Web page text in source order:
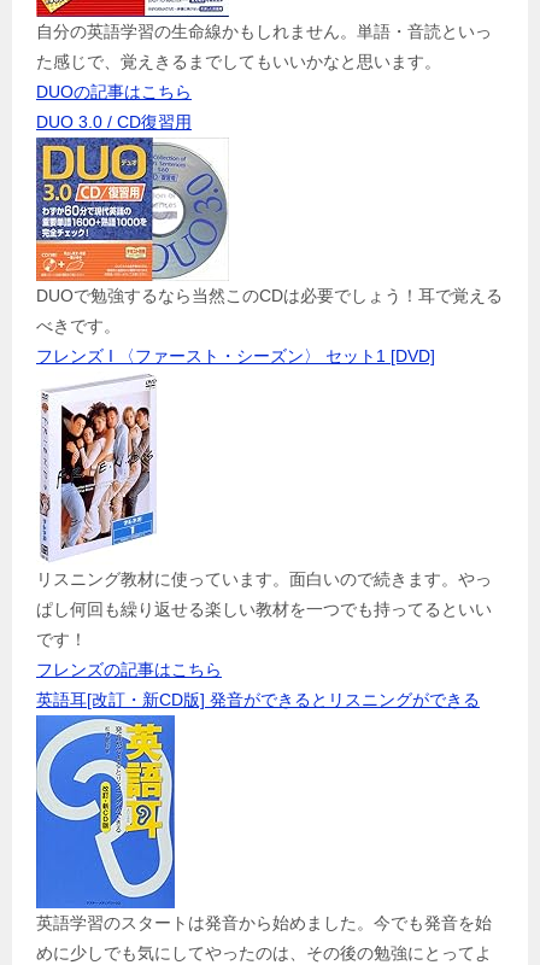
自分の英語学習の生命線かもしれません。単語・音読といっ
た感じで、覚えきるまでしてもいいかなと思います。
DUOの記事はこちら
DUO 3.0 / CD復習用
DUOで勉強するなら当然このCDは必要でしょう！耳で覚える
べきです。
フレンズ I 〈ファースト・シーズン〉 セット1 [DVD]
リスニング教材に使っています。面白いので続きます。やっ
ぱし何回も繰り返せる楽しい教材を一つでも持ってるといい
です！
フレンズの記事はこちら
英語耳[改訂・新CD版] 発音ができるとリスニングができる
英語学習のスタートは発音から始めました。今でも発音を始
めに少しでも気にしてやったのは、その後の勉強にとってよ